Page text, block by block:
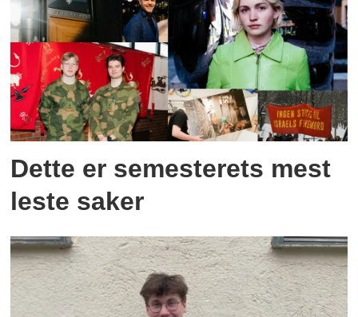
Dette er semesterets mest
leste saker